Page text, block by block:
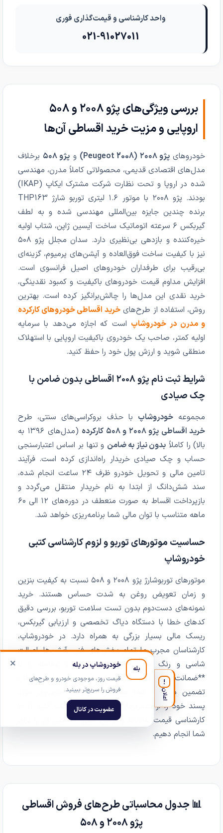
واحد کارشناسی و قیمت‌گذاری فوری
021-91027011
بررسی ویژگی‌های پژو ۲۰۰۸ و ۵۰۸
اروپایی و مزیت خرید اقساطی آن‌ها
خودروهایپژو ۲۰۰۸ (Peugeot 2008) و پژو ۵۰۸
برخلاف
مدل‌های اقتصادی قدیمی، محصولاتی کاملاً مدرن، مهندسی
شده در اروپا و تحت نظارت شرکت مشترک ایکاپ (IKAP)
بودند. پژو ۲۰۰۸ با موتور ۱.۶ لیتری توربو شارژ THP163
برنده چندین جایزه بین‌المللی مهندسی شده و به لطف
گیربکس ۶ سرعته اتوماتیک ساخت آیسین ژاپن، شتاب اولیه
خیره‌کننده و بازدهی بی‌نظیری دارد. سدان مجلل پژو ۵۰۸
نیز با کیفیت ساخت فوق‌العاده و آپشن‌های پرمیوم، گزینه‌ای
بی‌رقیب برای طرفداران خودروهای اصیل فرانسوی است.
افزایش مداوم قیمت خودروهای باکیفیت و کمبود نقدینگی،
خرید نقدی این مدل‌ها را چالش‌برانگیز کرده است. بهترین
روش، استفاده از طرح‌هایخرید اقساطی خودروهای کارکرده
و مدرن در خودروشاپ است که اجازه می‌دهد با سرمایه
اولیه کمتر، صاحب یک خودروی باکیفیت اروپایی با استهلاک
منطقی شوید و ارزش پول خود را حفظ کنید.
شرایط ثبت نام پژو ۲۰۰۸ اقساطی بدون ضامن با
چک صیادی
مجموعهخودروشاپ با حذف بروکراسی‌های سنتی، طرح
خرید اقساطی پژو ۲۰۰۸ و ۵۰۸ کارکرده
(مدل‌های ۱۳۹۶ به
بالا) را کاملاً بدون نیاز به ضامن و تنها بر اساس اعتبارسنجی
حساب و چک صیادی خریدار راه‌اندازی کرده است. فرآیند
تامین مالی و تحویل خودرو ظرف ۲۴ ساعت انجام شده،
سند شش‌دانگ از ابتدا به نام خریدار منتقل می‌گردد و
بازپرداخت اقساط به صورت منعطف در دوره‌های ۱۲ الی ۶۰
ماهه متناسب با توان مالی شما برنامه‌ریزی خواهد شد.
حساسیت موتورهای توربو و لزوم کارشناسی کتبی
خودروشاپ
موتورهای توربوشارژ پژو ۲۰۰۸ و ۵۰۸ نسبت به کیفیت بنزین
و زمان تعویض روغن به شدت حساس هستند. خرید
نمونه‌های دست‌دوم بدون تست سلامت توربو، بررسی دقیق
کدهای خطا با دستگاه دیاگ تخصصی و ارزیابی گیربکس،
ریسک مالی بسیار بزرگی به همراه دارد. در خودروشاپ،
کارشناسان مجرب ما تمام بخش‌های فنی، آپشن‌ها، اصالت
شاسی و رنگ بدنه را کارشناسی کرده و معامله را با
**ضمانت کتبی کارشناسی** تا سقف ۸۰۰ میلیون تومان
تضمین می‌کنند. شما همچنین می‌توانید خودروی مورد
پسند خود را از پلتفرم‌هایی مانند دیوار انتخاب کنید تا ما
کارشناسی قیمت عادلانه و تامین مالی اقساطی آن را برای
شما انجام دهیم.
📊 جدول محاسباتی طرح‌های فروش اقساطی
پژو ۲۰۰۸ و ۵۰۸
!
اعلان
× بله خودروشاپ در بله
قیمت روز، موجودی خودرو و طرح‌های
فروش را سریع‌تر ببینید.
عضویت در کانال